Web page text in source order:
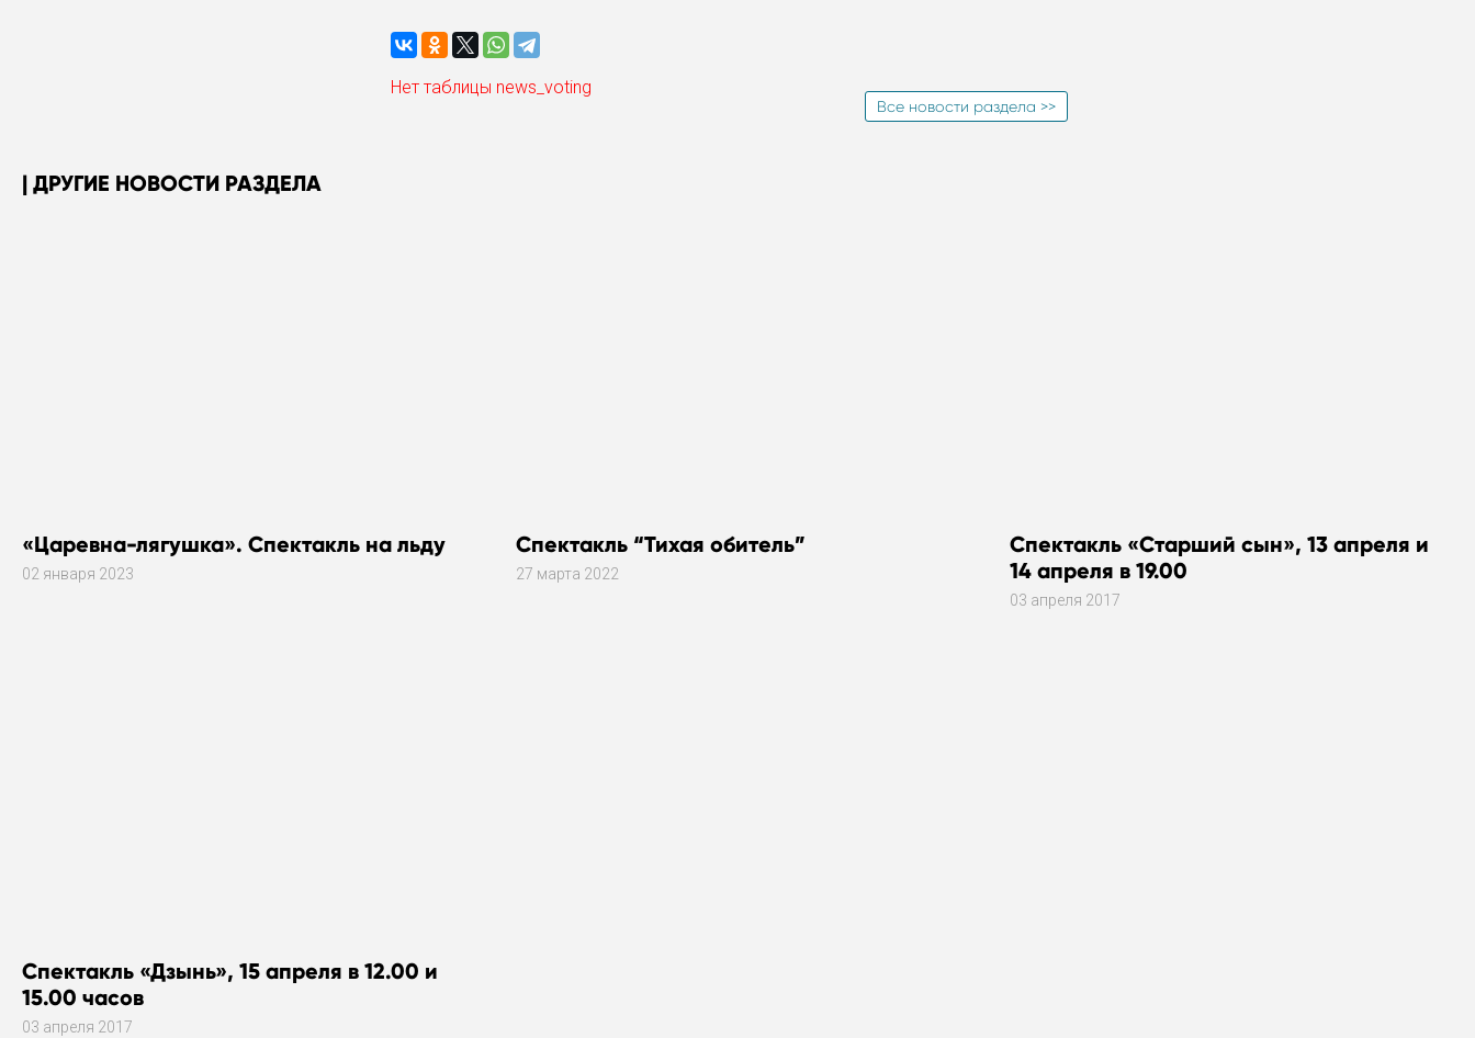
Нет таблицы news_voting
Все новости раздела >>
ДРУГИЕ НОВОСТИ РАЗДЕЛА
«Царевна-лягушка». Спектакль на льду
02 января 2023
Спектакль “Тихая обитель”
27 марта 2022
Спектакль «Старший сын», 13 апреля и
14 апреля в 19.00
03 апреля 2017
Спектакль «Дзынь», 15 апреля в 12.00 и
15.00 часов
03 апреля 2017